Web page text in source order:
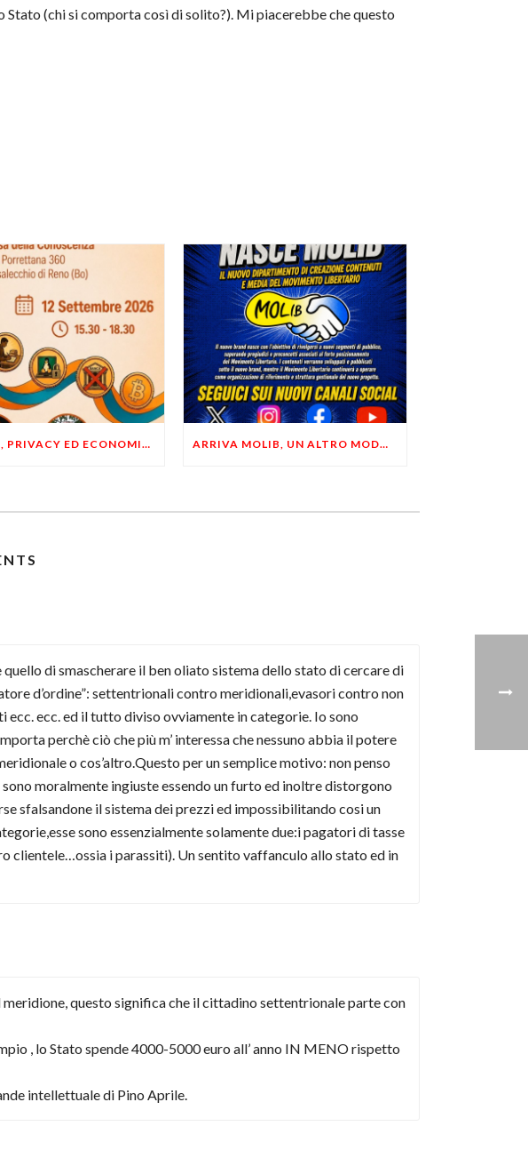
(chi si comporta così di solito?). Mi piacerebbe che questo
LIBERTÀ, PRIVACY ED ECONOMIA DEL BUON SENSO: FACCO E MUSUMECI A CASALECCHIO DI RENO (BO) ARRIVA MOLIB, UN ALTRO MODO DI COMUNICARE LIBERTARIO
di smascherare il ben oliato sistema dello stato di cercare di
d’ordine”: settentrionali contro meridionali,evasori contro non
ecc. ed il tutto diviso ovviamente in categorie. Io sono
perchè ciò che più m’ interessa che nessuno abbia il potere
o cos’altro.Questo per un semplice motivo: non penso
moralmente ingiuste essendo un furto ed inoltre distorgono
sfalsandone il sistema dei prezzi ed impossibilitando cosi un
sono essenzialmente solamente due:i pagatori di tasse
clientele…ossia i parassiti). Un sentito vaffanculo allo stato ed in
questo significa che il cittadino settentrionale parte con
, lo Stato spende 4000-5000 euro all’ anno IN MENO rispetto
intellettuale di Pino Aprile.